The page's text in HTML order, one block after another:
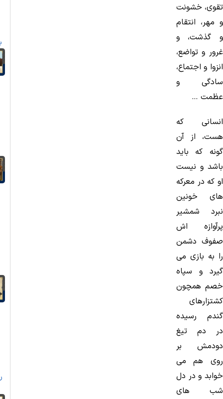
تقوی، خشونت
و مهر، انتقام
و گذشت، و
غرور و تواضع،
انزوا و اجتماع،
سادگی و
عظمت …
انسانی كه
هست، از آن
گونه كه باید
باشد و نیست
او كه در معركه
های خونین
نبرد شمشیر
پرآوازه اش
صفوف دشمن
را به بازی می
گیرد و سپاه
خصم همچون
كشتزارهای
گندم رسیده
در دم تیغ
دودمش بر
روی هم می
خوابد و در دل
شب های